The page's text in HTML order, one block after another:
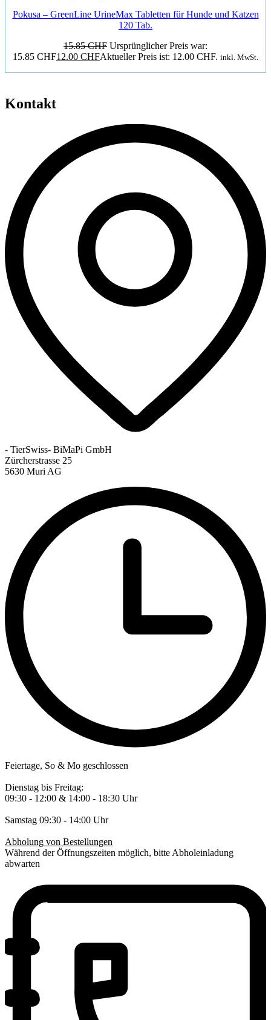
Pokusa – GreenLine UrineMax Tabletten für Hunde und Katzen
120 Tab.
15.85CHF Ursprünglicher Preis war:
15.85 CHF12.00 CHFAktueller Preis ist: 12.00 CHF. inkl. MwSt.
Kontakt
- TierSwiss- BiMaPi GmbH
Zürcherstrasse 25
5630 Muri AG
Feiertage, So & Mo geschlossen
Dienstag bis Freitag:
09:30 - 12:00 & 14:00 - 18:30 Uhr
Samstag 09:30 - 14:00 Uhr
Abholung von Bestellungen
Während der Öffnungszeiten möglich, bitte Abholeinladung
abwarten